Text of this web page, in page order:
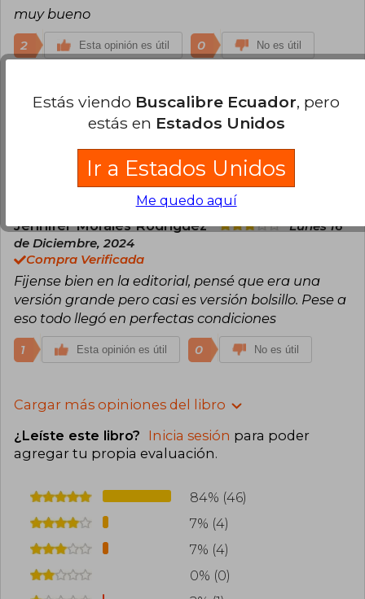
muy bueno
2 Esta opinión es útil 0 No es útil
Raquel Sánchez San Martín
08 de Marzo, 2023
Compra Verificada
Muy bueno lo recomiendo
Esta opinión es útil 0 No es útil
Jennifer Morales Rodríguez
Lunes 16
de Diciembre, 2024
Compra Verificada
Fijense bien en la editorial, pensé que era una
versión grande pero casi es versión bolsillo. Pese a
eso todo llegó en perfectas condiciones
1 Esta opinión es útil 0 No es útil
Cargar más opiniones del libro
¿Leíste este libro? Inicia sesión para poder
agregar tu propia evaluación.
84% (46)
7% (4)
7% (4)
0% (0)
Estás viendo Buscalibre Ecuador, pero
estás en Estados Unidos
Ir a Estados Unidos
Me quedo aquí